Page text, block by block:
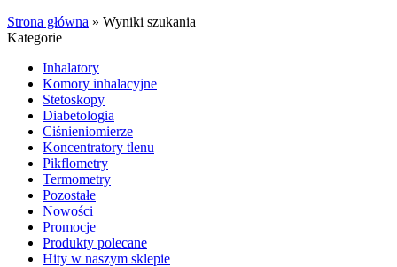
Strona główna » Wyniki szukania
Kategorie
Inhalatory
Komory inhalacyjne
Stetoskopy
Diabetologia
Ciśnieniomierze
Koncentratory tlenu
Pikflometry
Termometry
Pozostałe
Nowości
Promocje
Produkty polecane
Hity w naszym sklepie